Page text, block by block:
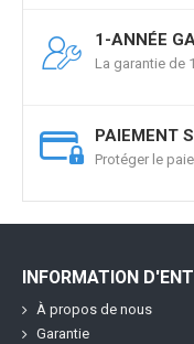
1-ANNÉE
La garantie de
PAIEMENT
Protéger le
INFORMATION
À propos de nous
Garantie